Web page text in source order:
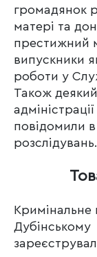
громадянок
матері та
престижний
випускники
роботи у
Також
повідомили
розслідувань.
Дубінському